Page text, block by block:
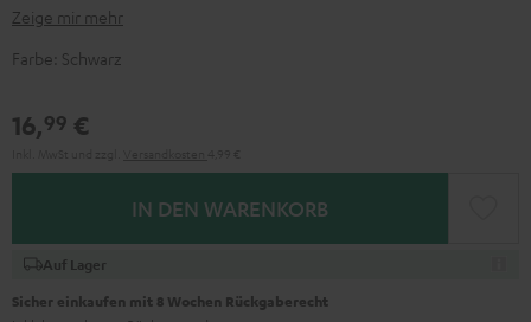
Zeige mir mehr
Farbe: Schwarz
16,99 €
IN DEN WARENKORB
Auf Lager
Sicher einkaufen mit 8 Wochen Rückgaberecht